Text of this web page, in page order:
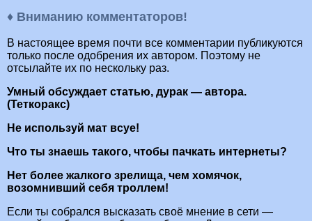
♦ Вниманию комментаторов!
В настоящее время почти все комментарии публикуются
только после одобрения их автором. Поэтому не
отсылайте их по нескольку раз.
Умный обсуждает статью, дурак — автора.
(Теткоракс)
Не используй мат всуе!
Что ты знаешь такого, чтобы пачкать интернеты?
Нет более жалкого зрелища, чем хомячок,
возомнивший себя троллем!
Если ты собрался высказать своё мнение в сети —